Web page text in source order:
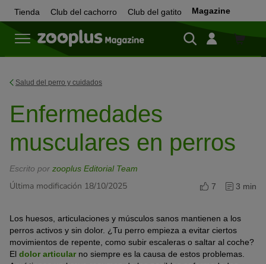
Tienda Club del cachorro Club del gatito Magazine
Tienda
Salud del perro y cuidados
Enfermedades
musculares en perros
Escrito por zooplus Editorial Team
Última modificación 18/10/2025 7 3 min
Los huesos, articulaciones y músculos sanos mantienen a los
perros activos y sin dolor. ¿Tu perro empieza a evitar ciertos
movimientos de repente, como subir escaleras o saltar al coche?
El dolor articularno siempre es la causa de estos problemas.